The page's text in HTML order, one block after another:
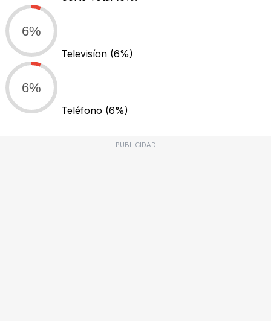
6%
Televisíon (6%)
6%
Teléfono (6%)
PUBLICIDAD